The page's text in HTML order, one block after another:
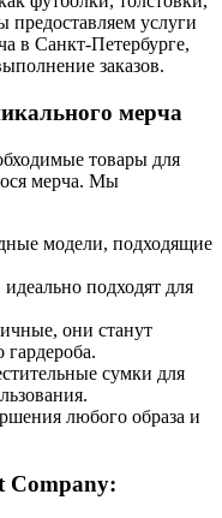
услуги
в Санкт-Петербурге,
заказов.
мерча
товары для
мерча. Мы
модели, подходящие
подходят для
они станут
сумки для
любого образа и
Company: